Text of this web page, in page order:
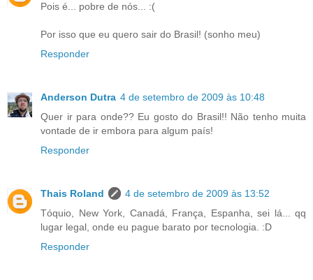
Pois é... pobre de nós... :(
Por isso que eu quero sair do Brasil! (sonho meu)
Responder
Anderson Dutra 4 de setembro de 2009 às 10:48
Quer ir para onde?? Eu gosto do Brasil!! Não tenho muita
vontade de ir embora para algum país!
Responder
Thais Roland
4 de setembro de 2009 às 13:52
Tóquio, New York, Canadá, França, Espanha, sei lá... qq
lugar legal, onde eu pague barato por tecnologia. :D
Responder